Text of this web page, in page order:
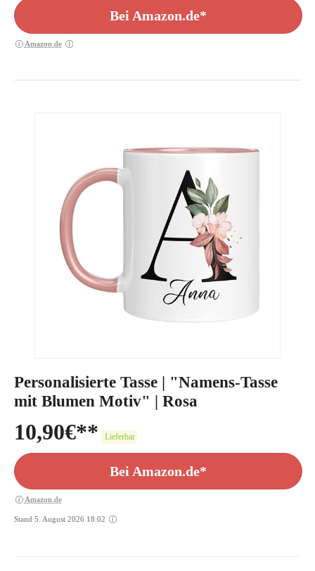
Bei Amazon.de*
Amazon.de
Personalisierte Tasse | "Namens-Tasse
mit Blumen Motiv" | Rosa
10,90€ Lieferbar
Bei Amazon.de*
Amazon.de
Stand 5. August 2026 18:02